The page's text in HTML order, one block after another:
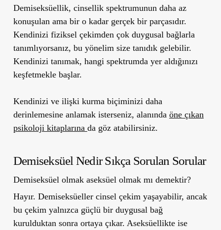
Demiseksüellik, cinsellik spektrumunun daha az
konuşulan ama bir o kadar gerçek bir parçasıdır.
Kendinizi fiziksel çekimden çok duygusal bağlarla
tanımlıyorsanız, bu yönelim size tanıdık gelebilir.
Kendinizi tanımak, hangi spektrumda yer aldığınızı
keşfetmekle başlar.
Kendinizi ve ilişki kurma biçiminizi daha
derinlemesine anlamak isterseniz, alanında öne çıkan
psikoloji kitaplarına da göz atabilirsiniz.
Demiseksüel Nedir Sıkça Sorulan Sorular
Demiseksüel olmak aseksüel olmak mı demektir?
Hayır. Demiseksüeller cinsel çekim yaşayabilir, ancak
bu çekim yalnızca güçlü bir duygusal bağ
kurulduktan sonra ortaya çıkar. Aseksüellikte ise